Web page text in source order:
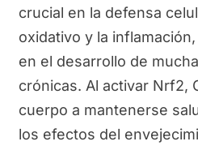
crucial en la defensa
oxidativo y la
en el desarrollo de
crónicas. Al activar Nrf2,
cuerpo a mantenerse
los efectos del